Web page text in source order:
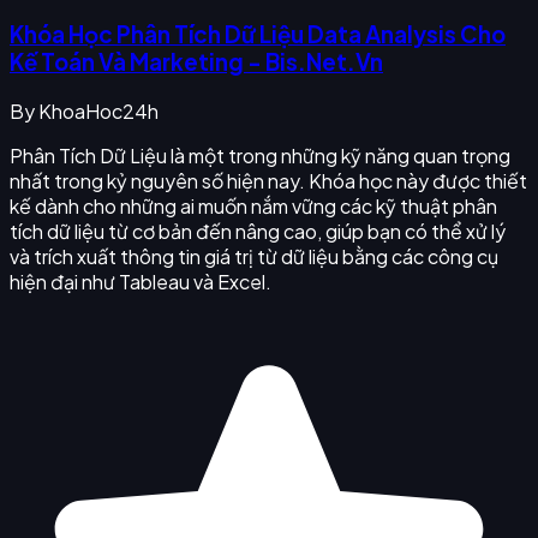
Khóa Học Phân Tích Dữ Liệu Data Analysis Cho
Kế Toán Và Marketing - Bis.Net.Vn
ByKhoaHoc24h
Phân Tích Dữ Liệu là một trong những kỹ năng quan trọng
nhất trong kỷ nguyên số hiện nay. Khóa học này được thiết
kế dành cho những ai muốn nắm vững các kỹ thuật phân
tích dữ liệu từ cơ bản đến nâng cao, giúp bạn có thể xử lý
và trích xuất thông tin giá trị từ dữ liệu bằng các công cụ
hiện đại như Tableau và Excel.